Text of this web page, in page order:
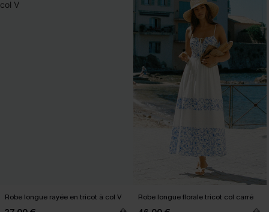
Robe longue rayée en tricot à col V Robe longue florale tricot col carré